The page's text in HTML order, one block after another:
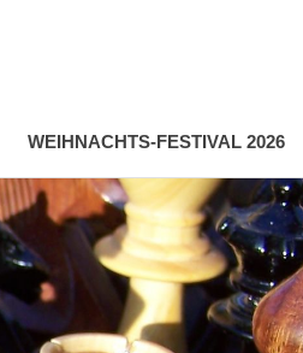
WEIHNACHTS-FESTIVAL 2026